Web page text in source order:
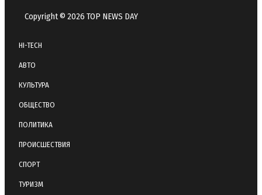
Copyright © 2026 TOP NEWS DAY
HI-TECH
АВТО
КУЛЬТУРА
ОБЩЕСТВО
ПОЛИТИКА
ПРОИСШЕСТВИЯ
СПОРТ
ТУРИЗМ